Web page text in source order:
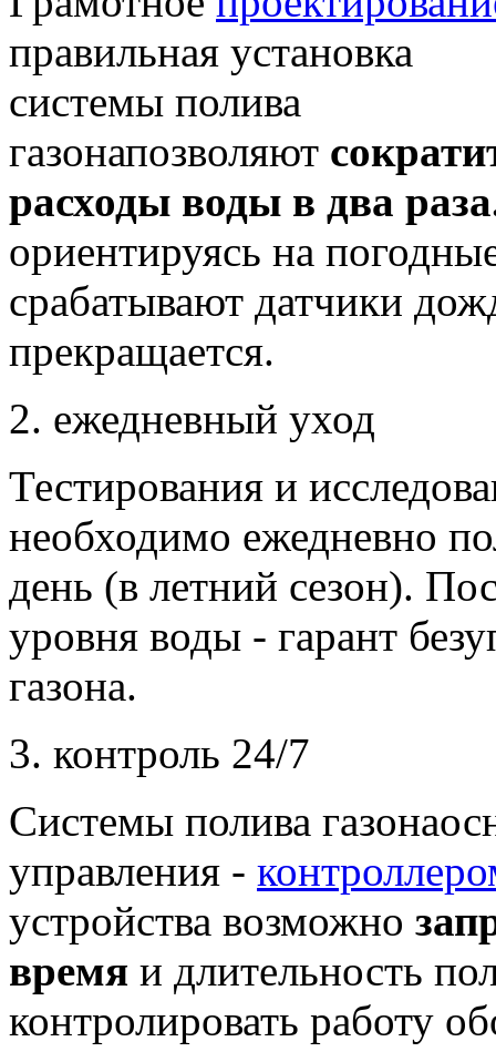
правильная установка
системы полива
газонапозволяют
расходы воды в два
ориентируясь на
срабатывают датчики
прекращается.
2. ежедневный уход
Тестирования и
необходимо ежедневно
день (в летний сезон).
уровня воды - гарант
газона.
3. контроль 24/7
Системы полива
управления -
устройства возможно
время и длительность
контролировать работу